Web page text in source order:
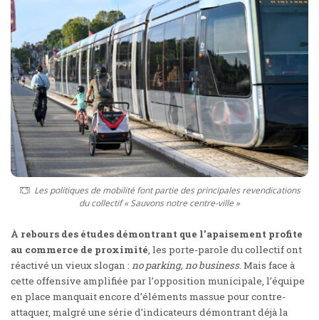
Les politiques de mobilité font partie des principales revendications
du collectif « Sauvons notre centre-ville »
À rebours des études démontrant que l’apaisement profite
au commerce de proximité, les porte-parole du collectif ont
réactivé un vieux slogan : no parking, no business. Mais face à
cette offensive amplifiée par l’opposition municipale, l’équipe
en place manquait encore d’éléments massue pour contre-
attaquer, malgré une série d’indicateurs démontrant déjà la